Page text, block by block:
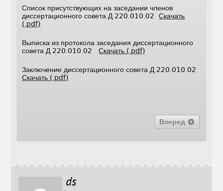
Список присутствующих на заседании членов
диссертационного совета Д 220.010.02Скачать
(.pdf)
Выписка из протокола заседания диссертационного
совета Д 220.010.02Скачать (.pdf)
Заключение диссертационного совета Д 220.010.02
Скачать (.pdf)
Вперед
ds